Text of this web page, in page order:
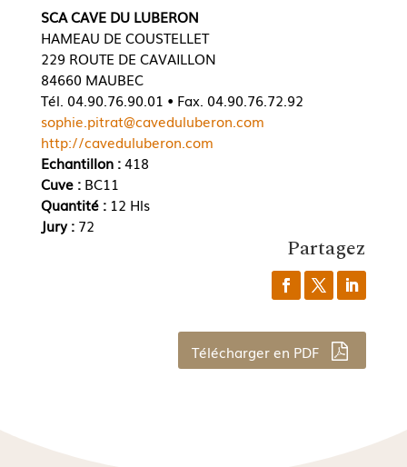
SCA CAVE DU LUBERON
HAMEAU DE COUSTELLET
229 ROUTE DE CAVAILLON
84660 MAUBEC
Tél. 04.90.76.90.01 • Fax. 04.90.76.72.92
sophie.pitrat@caveduluberon.com
http://caveduluberon.com
Echantillon :418
Cuve : BC11
Quantité : 12 Hls
Jury : 72
Partagez
Télécharger en PDF